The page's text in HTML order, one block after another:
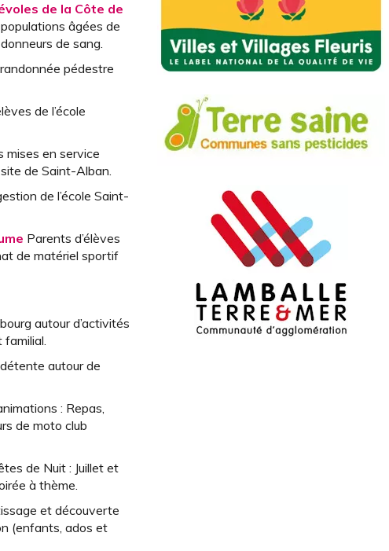
de la Côte de
âgées de
de sang.
pédestre
de l’école
mises en service
de Saint-Alban.
de l’école Saint-
Parents d’élèves
de matériel sportif
autour d’activités
familial.
autour de
: Repas,
de moto club
de Nuit : Juillet et
à thème.
et découverte
(enfants, ados et